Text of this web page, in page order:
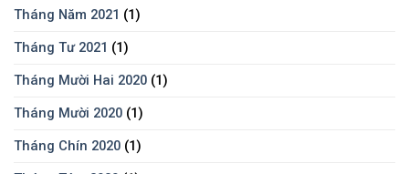
Tháng Năm 2021 (1)
Tháng Tư 2021 (1)
Tháng Mười Hai 2020 (1)
Tháng Mười 2020 (1)
Tháng Chín 2020 (1)